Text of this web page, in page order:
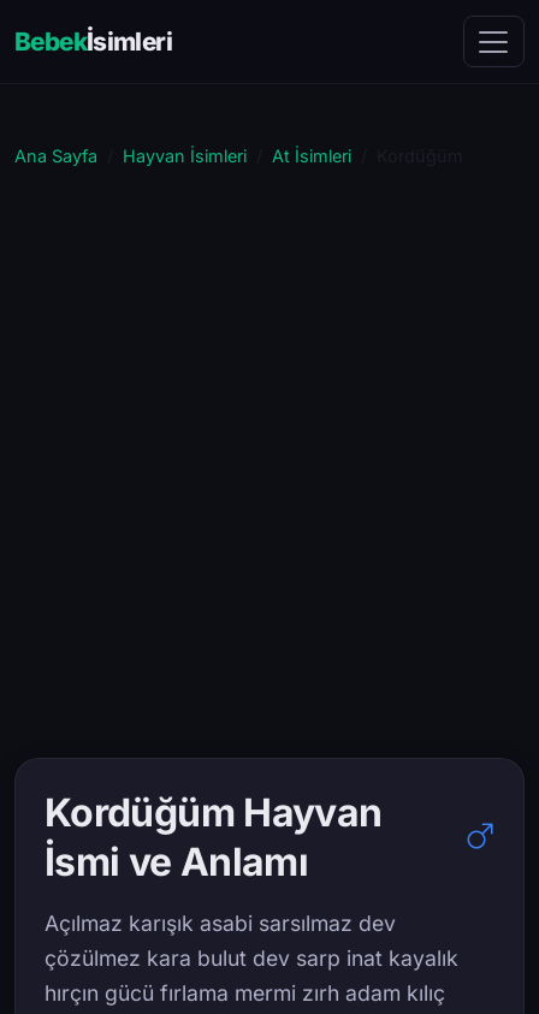
Bebekİsimleri
Ana Sayfa Hayvan İsimleri At İsimleri
Kordüğüm Hayvan
İsmi ve Anlamı
Açılmaz karışık asabi sarsılmaz dev
çözülmez kara bulut dev sarp inat kayalık
hırçın gücü fırlama mermi zırh adam kılıç